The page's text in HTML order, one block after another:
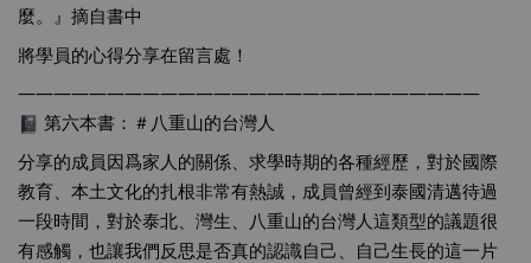
麼。』摘自書中
將學員的心得分享在留言處！
——————————————————————————
第六本書： ＃八重山的台灣人
分享的成員因爲家人的關係、求學時期的各種經歷，對於國際
教育、本土文化的扎根非常有熱誠，成員曾經到泰國清邁待過
一段時間，對於泰北、灣生、八重山的台灣人這類型的議題很
有感觸，也讓我們反思是否真的認識自己、自己生長的這一片